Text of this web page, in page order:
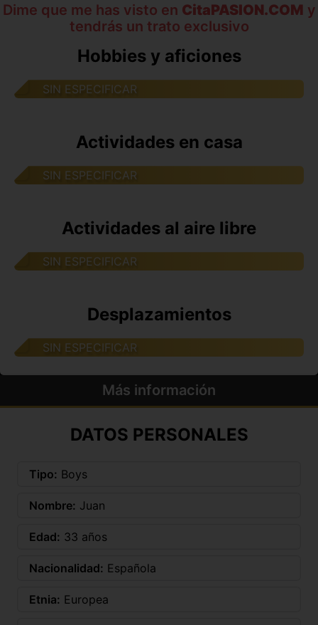
Dime que me has visto en CitaPASION.COM y
tendrás un trato exclusivo
Hobbies y aficiones
SIN ESPECIFICAR
Actividades en casa
SIN ESPECIFICAR
Actividades al aire libre
SIN ESPECIFICAR
Desplazamientos
SIN ESPECIFICAR
Más información
DATOS PERSONALES
Tipo: Boys
Nombre: Juan
Edad: 33 años
Nacionalidad: Española
Etnia: Europea